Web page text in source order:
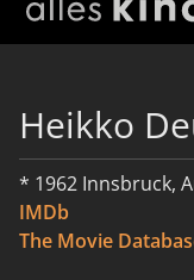
Heikko
* 1962 Innsbruck,
IMDb
The Movie